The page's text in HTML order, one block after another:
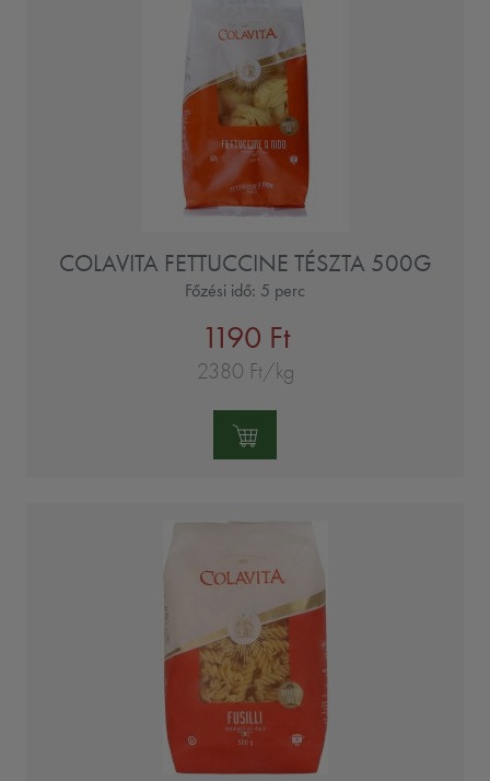
COLAVITA FETTUCCINE TÉSZTA 500G
Főzési idő: 5 perc
1190 Ft
2380 Ft/kg
Mennyiség: